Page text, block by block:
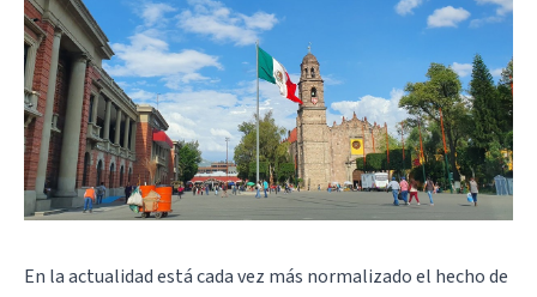
En la actualidad está cada vez más normalizado el hecho de